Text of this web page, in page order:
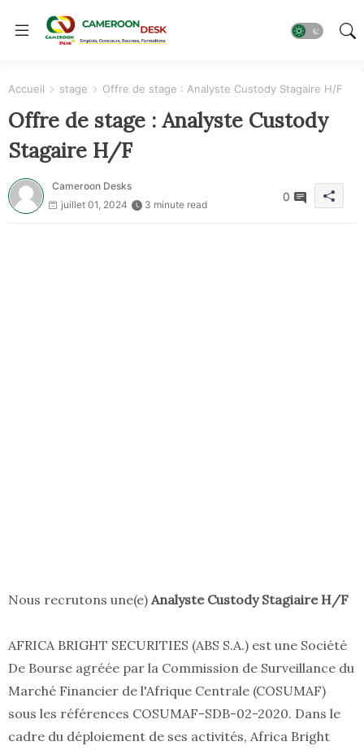
Accueil stage Offre de stage : Analyste Custody Stagaire H/F
Offre de stage : Analyste Custody
Stagaire H/F
Cameroon Desks
juillet 01, 2024
3 minute read
0
Nous recrutons une(e) Analyste Custody Stagiaire H/F
AFRICA BRIGHT SECURITIES (ABS S.A.) est une Société
De Bourse agréée par la Commission de Surveillance du
Marché Financier de l'Afrique Centrale (COSUMAF)
sous les références COSUMAF-SDB-02-2020. Dans le
cadre du déploiement de ses activités, Africa Bright